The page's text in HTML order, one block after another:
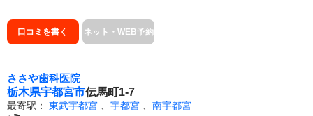
口コミを書く ネット・WEB予約
ささや歯科医院
栃木県宇都宮市伝馬町1-7
最寄駅： 東武宇都宮 宇都宮 南宇都宮